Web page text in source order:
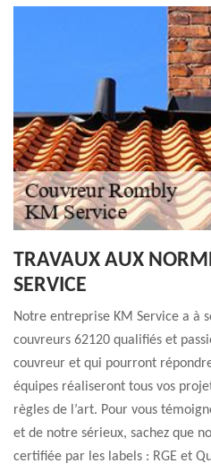
TRAVAUX AUX
SERVICE
Notre entreprise KM Service a à
couvreurs 62120 qualifiés et
couvreur et qui pourront
équipes réaliseront tous vos
règles de l’art. Pour vous
et de notre sérieux, sachez que
certifiée par les labels : RGE et